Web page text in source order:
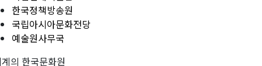
한국정책방송원
국립아시아문화전당
예술원사무국
의 한국문화원